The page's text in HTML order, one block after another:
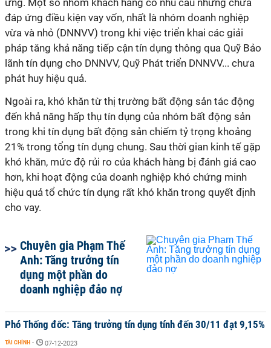
ứng. Một số nhóm khách hàng có nhu cầu nhưng chưa
đáp ứng điều kiện vay vốn, nhất là nhóm doanh nghiệp
vừa và nhỏ (DNNVV) trong khi việc triển khai các giải
pháp tăng khả năng tiếp cận tín dụng thông qua Quỹ Bảo
lãnh tín dụng cho DNNVV, Quỹ Phát triển DNNVV... chưa
phát huy hiệu quả.
Ngoài ra, khó khăn từ thị trường bất động sản tác động
đến khả năng hấp thụ tín dụng của nhóm bất động sản
trong khi tín dụng bất động sản chiếm tỷ trọng khoảng
21% trong tổng tín dụng chung. ​Sau thời gian kinh tế gặp
khó khăn, mức độ rủi ro của khách hàng bị đánh giá cao
hơn, khi hoạt động của doanh nghiệp khó chứng minh
hiệu quả tổ chức tín dụng rất khó khăn trong quyết định
cho vay.
Chuyên gia Phạm Thế
Anh: Tăng trưởng tín
dụng một phần do
doanh nghiệp đảo nợ
Phó Thống đốc: Tăng trưởng tín dụng tính đến 30/11 đạt 9,15%
TÀI CHÍNH - 07-12-2023